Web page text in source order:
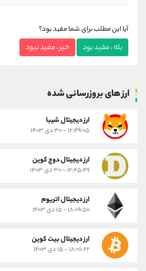
آیا این مطلب برای شما مفید بود؟
بله ، مفید بود خیر ، مفید نبود
ارز های بروزرسانی شده
ارز ديجيتال شیبا
۱۲:۴۹:۰۵ - ۳۰ دی ۱۴۰۳
ارز دیجیتال دوج کوین
۱۲:۴۵:۴۹ - ۳۰ دی ۱۴۰۳
ارز دیجیتال اتریوم
۱۸:۰۹:۵۰ - ۱۵ دی ۱۴۰۳
ارز دیجیتال بیت کوین
۱۸:۰۶:۲۲ - ۱۵ دی ۱۴۰۳